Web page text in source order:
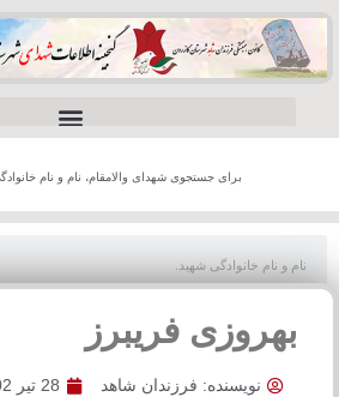
برای جستجوی شهدای والامقام، نام و نام
بهروزی فریبرز
نویسنده: فرزندان شاهد 28 تیر 1402